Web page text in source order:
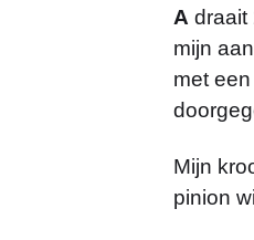
A draait
mijn
met
Mijn
pinion